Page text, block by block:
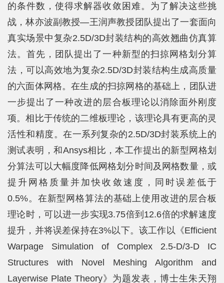
的条件数，使得求解器收敛困难。为了解决这些挑
战，林亦波副教授—王润声教授团队提出了一套面向
真实场景中复杂2.5D/3D封装结构的高效翘曲仿真算
法。首先，团队提出了一种新型的扫掠网格划分算
法，可以高效地为复杂2.5D/3D封装结构生成高质量
的六面体网格。在生成的扫掠网格的基础上，团队进
一步提出了一种改进的层合板理论以消除面外刚度
项。相比于传统的二维板理论，该理论具有更高的灵
活性和精度。在一系列复杂的2.5D/3D封装系统上的
测试表明，和Ansys相比，本工作提出的新型网格划
分算法可以大幅度降低网格划分时间及网格数量，或
提升网格质量并加快收敛速度，同时误差低于
0.5%。在新型网格算法的基础上使用改进的层合板
理论时，可以进一步实现3.75倍到12.6倍的求解速度
提升，并将误差保持在3%以下。该工作以《Efficient
Warpage Simulation of Complex 2.5-D/3-D IC
Structures with Novel Meshing Algorithm and
Layerwise Plate Theory》为题发表，博士生朱天翔